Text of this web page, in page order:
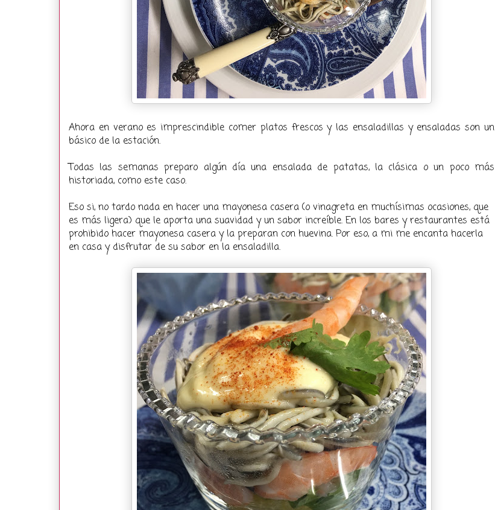
Ahora en verano es imprescindible comer platos frescos y las ensaladillas y ensaladas son un
básico de la estación.
Todas las semanas preparo algún día una ensalada de patatas, la clásica o un poco más
historiada, como este caso.
Eso si, no tardo nada en hacer una mayonesa casera (o vinagreta en muchísimas ocasiones, que
es más ligera) que le aporta una suavidad y un sabor increíble. En los bares y restaurantes está
prohibido hacer mayonesa casera y la preparan con huevina. Por eso, a mi me encanta hacerla
en casa y disfrutar de su sabor en la ensaladilla.